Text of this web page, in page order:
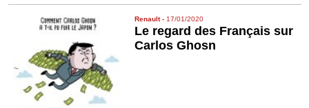
Renault- 17/01/2020
Le regard des Français sur
Carlos Ghosn